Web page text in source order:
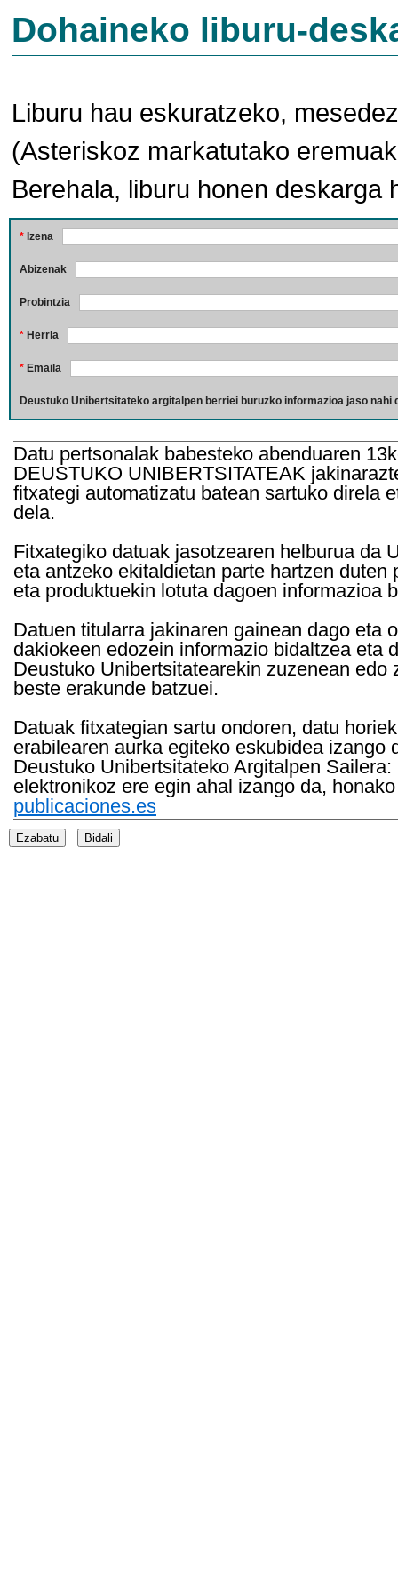
Dohaineko liburu-
Liburu hau eskuratzeko,
(Asteriskoz markatutako
Berehala, liburu honen deskarga
* Izena
Abizenak
Probintzia
* Herria
* Emaila
Deustuko Unibertsitateko argitalpen berriei buruzko informazioa jaso nahi
Datu pertsonalak babesteko abenduaren
DEUSTUKO UNIBERTSITATEAK
fitxategi automatizatu batean sartuko direla
dela.
Fitxategiko datuak jasotzearen helburua da
eta antzeko ekitaldietan parte hartzen
eta produktuekin lotuta dagoen informazioa
Datuen titularra jakinaren gainean dago eta
dakiokeen edozein informazio bidaltzea eta
Deustuko Unibertsitatearekin zuzenean
beste erakunde batzuei.
Datuak fitxategian sartu ondoren, datu
erabilearen aurka egiteko eskubidea
Deustuko Unibertsitateko Argitalpen
elektronikoz ere egin ahal izango da,
publicaciones.es
Ezabatu Bidali